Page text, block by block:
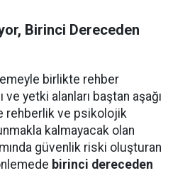
Birinci Dereceden
birlikte rehber
ve yetki alanları baştan aşağı
rehberlik ve psikolojik
kalmayacak olan
güvenlik riski oluşturan
birinci dereceden